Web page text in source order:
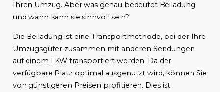
Ihren Umzug. Aber was genau bedeutet Beiladung
und wann kann sie sinnvoll sein?
Die Beiladung ist eine Transportmethode, bei der Ihre
Umzugsgüter zusammen mit anderen Sendungen
auf einem LKW transportiert werden. Da der
verfügbare Platz optimal ausgenutzt wird, können Sie
von günstigeren Preisen profitieren. Dies ist